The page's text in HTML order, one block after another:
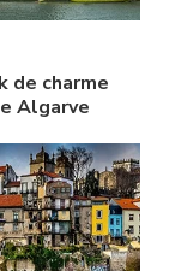
de charme
Algarve